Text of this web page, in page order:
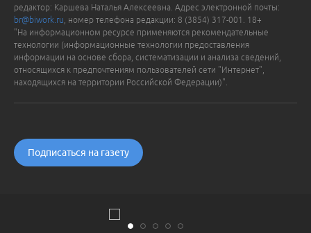
редактор: Каршева Наталья Алексеевна. Адрес электронной почты:
br@biwork.ru , номер телефона редакции: 8 (3854) 317-001. 18+
"На информационном ресурсе применяются рекомендательные
технологии (информационные технологии предоставления
информации на основе сбора, систематизации и анализа сведений,
относящихся к предпочтениям пользователей сети "Интернет",
находящихся на территории Российской Федерации)".
Подписаться на газету